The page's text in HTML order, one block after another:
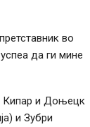
во
да ги мине
Кипар и Доњецк
и Зубри